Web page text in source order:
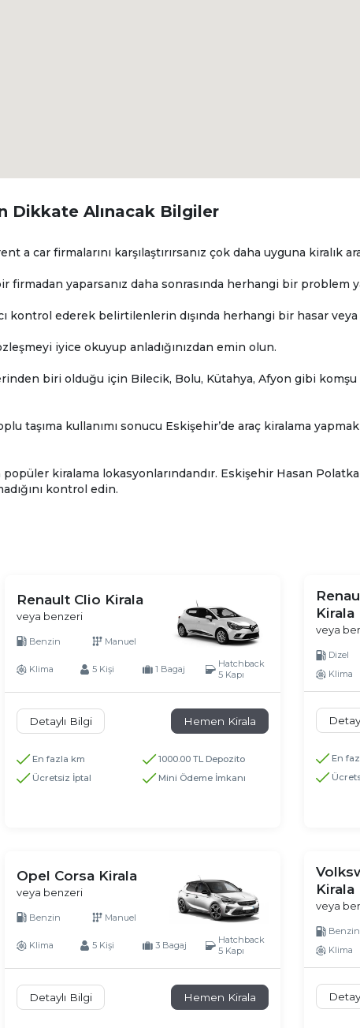
Dikkate Alınacak Bilgiler
a car firmalarını karşılaştırırsanız çok daha uyguna kiralık
yaparsanız daha sonrasında herhangi bir problem
kontrol ederek belirtilenlerin dışında herhangi bir hasar
iyice okuyup anladığınızdan emin olun.
biri olduğu için Bilecik, Bolu, Kütahya, Afyon gibi
taşıma kullanımı sonucu Eskişehir’de araç kiralama
kiralama lokasyonlarındandır. Eskişehir Hasan
kontrol edin.
Renault Clio Kirala
veya benzeri
Benzin Manuel
Klima 5 Kişi 1 Bagaj
Hatchback
5 Kapı
Detaylı Bilgi Hemen Kirala
En fazla km
1000.00 TL Depozito
Ücretsiz İptal
Mini Ödeme İmkanı
Kirala
veya
Dizel
Klima
En
Opel Corsa Kirala
veya benzeri
Benzin Manuel
Klima 5 Kişi 3 Bagaj
Hatchback
5 Kapı
Detaylı Bilgi Hemen Kirala
Kirala
veya
Benzin
Klima